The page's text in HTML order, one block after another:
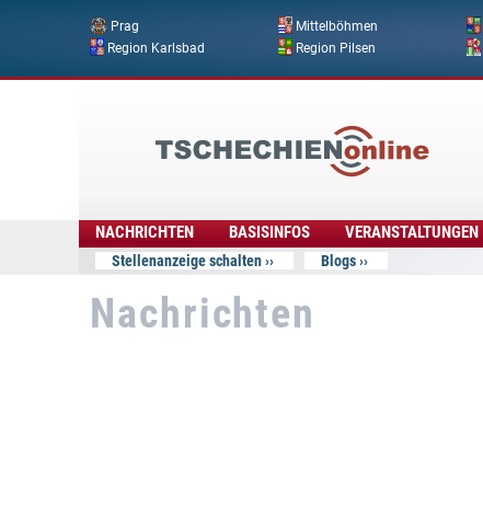
Prag Mittelböhmen
Region Karlsbad
Region Pilsen
Online
NACHRICHTEN BASISINFOS VERANSTALTUNGEN
Stellenanzeige schalten Blogs
Nachrichten